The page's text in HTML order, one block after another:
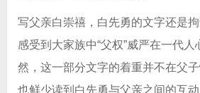
写父亲白崇禧，白先勇的文字还是
感受到大家族中“父权”威严在一代
然，这一部分文字的着重并不在父
也鲜少读到白先勇与父亲之间的互